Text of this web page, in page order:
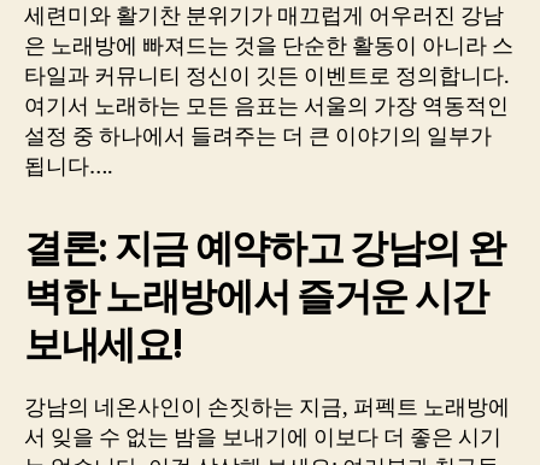
세련미와 활기찬 분위기가 매끄럽게 어우러진 강남
은 노래방에 빠져드는 것을 단순한 활동이 아니라 스
타일과 커뮤니티 정신이 깃든 이벤트로 정의합니다.
여기서 노래하는 모든 음표는 서울의 가장 역동적인
설정 중 하나에서 들려주는 더 큰 이야기의 일부가
됩니다….
결론: 지금 예약하고 강남의 완
벽한 노래방에서 즐거운 시간
보내세요!
강남의 네온사인이 손짓하는 지금, 퍼펙트 노래방에
서 잊을 수 없는 밤을 보내기에 이보다 더 좋은 시기